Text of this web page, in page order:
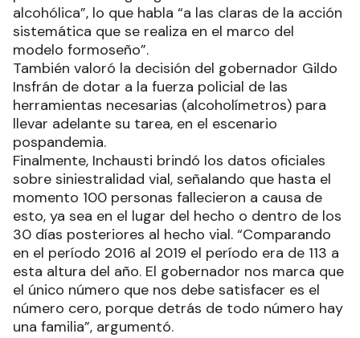
alcohólica”, lo que habla “a las claras de la acción
sistemática que se realiza en el marco del
modelo formoseño”.
También valoró la decisión del gobernador Gildo
Insfrán de dotar a la fuerza policial de las
herramientas necesarias (alcoholímetros) para
llevar adelante su tarea, en el escenario
pospandemia.
Finalmente, Inchausti brindó los datos oficiales
sobre siniestralidad vial, señalando que hasta el
momento 100 personas fallecieron a causa de
esto, ya sea en el lugar del hecho o dentro de los
30 días posteriores al hecho vial. “Comparando
en el período 2016 al 2019 el período era de 113 a
esta altura del año. El gobernador nos marca que
el único número que nos debe satisfacer es el
número cero, porque detrás de todo número hay
una familia”, argumentó.